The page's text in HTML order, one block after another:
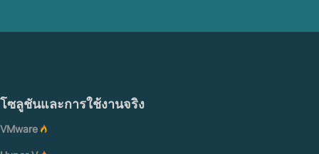
โซลูชันและการใช้งานจริง
VMware